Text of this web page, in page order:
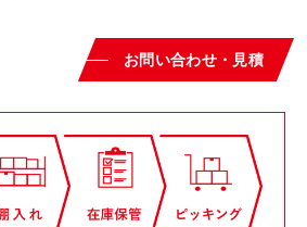
お問い合わせ・見積